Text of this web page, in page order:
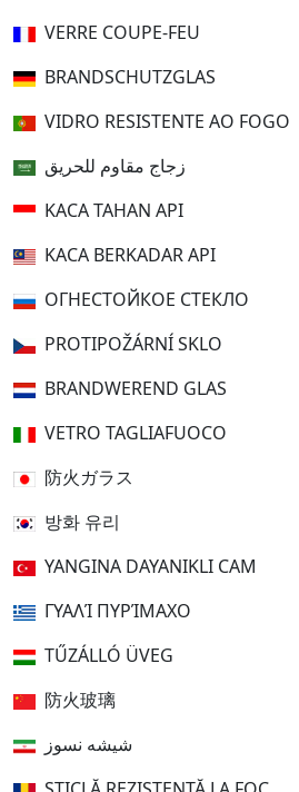
VERRE COUPE-FEU
BRANDSCHUTZGLAS
VIDRO RESISTENTE AO FOGO
زجاج مقاوم للحريق
KACA TAHAN API
KACA BERKADAR API
ОГНЕСТОЙКОЕ СТЕКЛО
PROTIPOŽÁRNÍ SKLO
BRANDWEREND GLAS
VETRO TAGLIAFUOCO
防火ガラス
방화 유리
YANGINA DAYANIKLI CAM
ΓΥΑΛΊ ΠΥΡΊΜΑΧΟ
TŰZÁLLÓ ÜVEG
防火玻璃
شیشه نسوز